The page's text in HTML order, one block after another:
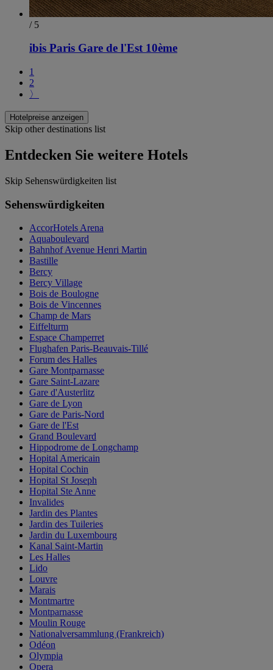
/ 5
ibis Paris Gare de l'Est 10ème
1
2
〉
Hotelpreise anzeigen
Skip other destinations list
Entdecken Sie weitere Hotels
Skip Sehenswürdigkeiten list
Sehenswürdigkeiten
AccorHotels Arena
Aquaboulevard
Bahnhof Avenue Henri Martin
Bastille
Bercy
Bercy Village
Bois de Boulogne
Bois de Vincennes
Champ de Mars
Eiffelturm
Espace Champerret
Flughafen Paris-Beauvais-Tillé
Forum des Halles
Gare Montparnasse
Gare Saint-Lazare
Gare d'Austerlitz
Gare de Lyon
Gare de Paris-Nord
Gare de l'Est
Grand Boulevard
Hippodrome de Longchamp
Hopital Americain
Hopital Cochin
Hopital St Joseph
Hopital Ste Anne
Invalides
Jardin des Plantes
Jardin des Tuileries
Jardin du Luxembourg
Kanal Saint-Martin
Les Halles
Lido
Louvre
Marais
Montmartre
Montparnasse
Moulin Rouge
Nationalversammlung (Frankreich)
Odéon
Olympia
Opera